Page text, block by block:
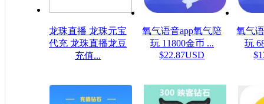
龙珠直播 龙珠元宝
代充 龙珠直播龙豆
充值...
氧气语音app氧气陪
玩 11800金币 ...
$22.87USD
氧气
玩